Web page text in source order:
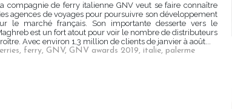
compagnie de ferry italienne GNV veut se faire connaître
agences de voyages pour poursuivre son développement
le marché français. Son importante desserte vers le
est un fort atout pour voir le nombre de distributeurs
Avec environ 1,3 million de clients de janvier à août...
, ferry, GNV, GNV awards 2019, italie, palerme